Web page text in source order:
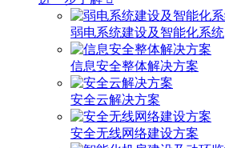
弱电系统建设及智能化系统
信息安全整体解决方案
安全云解决方案
安全无线网络建设方案